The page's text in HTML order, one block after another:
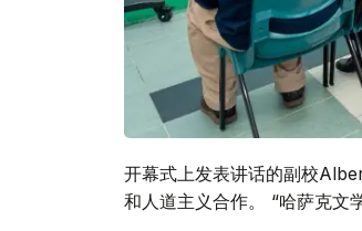
开幕式上发表讲话的副校
和人道主义合作。 “哈萨克文